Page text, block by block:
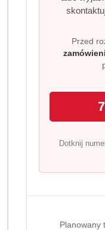
średni stopień
liofilizowana
rozpuszczalnej
szybkie i
kawy
Profil smakowy
czekoladowe nuty
Wsyp 1–2 łyżeczki
Przed
Dotknij
Planowany